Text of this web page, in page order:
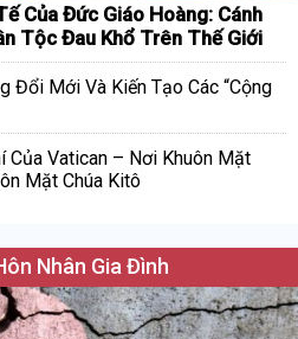
Của Đức Giáo Hoàng: Cánh
Tộc Đau Khổ Trên Thế Giới
Đổi Mới Và Kiến Tạo Các “Cộng
Của Vatican – Nơi Khuôn Mặt
Mặt Chúa Kitô
Nhân Gia Đình